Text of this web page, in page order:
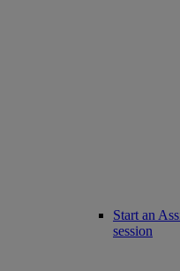
Start an
session